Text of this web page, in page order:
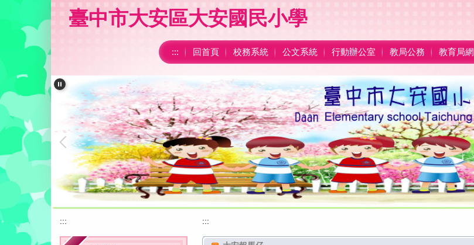
臺中市大安區大安國民小學
::: 回首頁 校務系統 公文系統 行動辦公室 教局公務 教育局網
::: :::
華羽球錦標賽成績優異 恭賀大安國小參加115年度大安區運動嘉年華羽球錦標賽成績優異